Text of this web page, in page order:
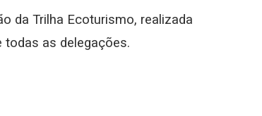
da Trilha Ecoturismo, realizada
todas as delegações.